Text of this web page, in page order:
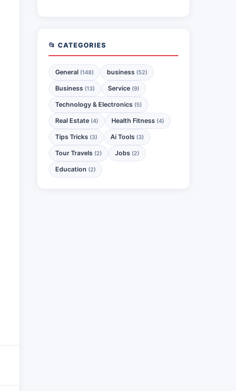
📂 CATEGORIES
General (148) business (52)
Business (13) Service (9)
Technology & Electronics (5)
Real Estate (4) Health Fitness (4)
Tips Tricks (3) Ai Tools (3)
Tour Travels (2) Jobs (2)
Education (2)